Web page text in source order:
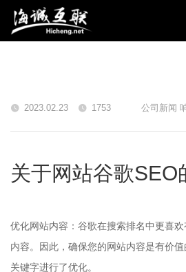
2023.02.23 1753 公司新闻
关于网站谷歌SEO
优化网站内容：谷歌在搜索排名中更喜
内容。因此，确保您的网站内容是有价
关键字进行了优化。